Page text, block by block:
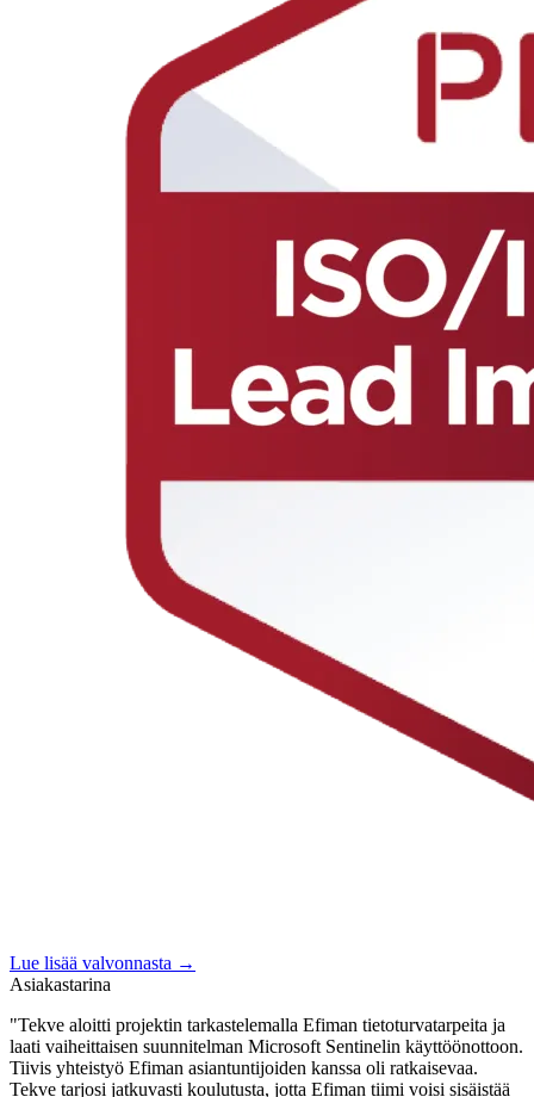
Lue lisää valvonnasta →
Asiakastarina
"Tekve aloitti projektin tarkastelemalla Efiman tietoturvatarpeita ja
laati vaiheittaisen suunnitelman Microsoft Sentinelin käyttöönottoon.
Tiivis yhteistyö Efiman asiantuntijoiden kanssa oli ratkaisevaa.
Tekve tarjosi jatkuvasti koulutusta, jotta Efiman tiimi voisi sisäistää